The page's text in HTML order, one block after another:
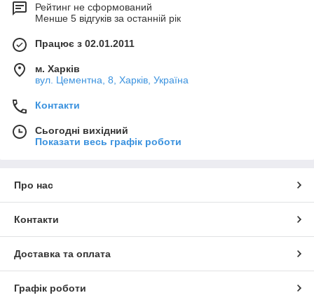
Рейтинг не сформований
Менше 5 відгуків за останній рік
Працює з 02.01.2011
м. Харків
вул. Цементна, 8, Харків, Україна
Контакти
Сьогодні вихідний
Показати весь графік роботи
Про нас
Контакти
Доставка та оплата
Графік роботи